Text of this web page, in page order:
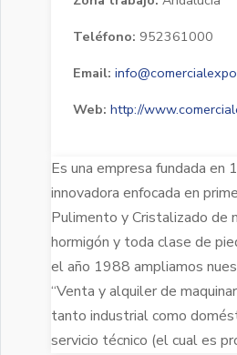
Teléfono: 952361000
Email:
Web: http://
Es una empresa fundada en
innovadora enfocada en
Pulimento y Cristalizado de
hormigón y toda clase de
el año 1988 ampliamos
“Venta y alquiler de
tanto industrial como
servicio técnico (el cual es